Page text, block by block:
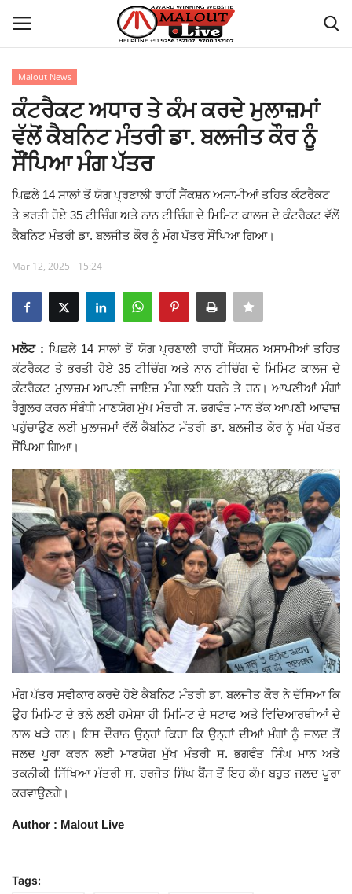
Home
How to Reach Malout
Privacy Policy
Malout News
History of Malout
Giddarbaha
Railway Time Table
Sri Muktsar Sahib News
Punjab
Life & Style
Important
Contact Us
Malout News
ਕੰਟਰੈਕਟ ਅਧਾਰ ਤੇ ਕੰਮ ਕਰਦੇ ਮੁਲਾਜ਼ਮਾਂ
ਵੱਲੋਂ ਕੈਬਨਿਟ ਮੰਤਰੀ ਡਾ. ਬਲਜੀਤ ਕੌਰ ਨੂੰ
ਸੌਂਪਿਆ ਮੰਗ ਪੱਤਰ
ਪਿਛਲੇ 14 ਸਾਲਾਂ ਤੋਂ ਯੋਗ ਪ੍ਰਣਾਲੀ ਰਾਹੀਂ ਸੈਂਕਸ਼ਨ ਅਸਾਮੀਆਂ ਤਹਿਤ ਕੰਟਰੈਕਟ
ਤੇ ਭਰਤੀ ਹੋਏ 35 ਟੀਚਿੰਗ ਅਤੇ ਨਾਨ ਟੀਚਿੰਗ ਦੇ ਮਿਮਿਟ ਕਾਲਜ ਦੇ ਕੰਟਰੈਕਟ ਵੱਲੋਂ
ਕੈਬਨਿਟ ਮੰਤਰੀ ਡਾ. ਬਲਜੀਤ ਕੌਰ ਨੂੰ ਮੰਗ ਪੱਤਰ ਸੌਂਪਿਆ ਗਿਆ।
Mar 12, 2025 - 15:24
ਮਲੋਟ : ਪਿਛਲੇ 14 ਸਾਲਾਂ ਤੋਂ ਯੋਗ ਪ੍ਰਣਾਲੀ ਰਾਹੀਂ ਸੈਂਕਸ਼ਨ ਅਸਾਮੀਆਂ ਤਹਿਤ
ਕੰਟਰੈਕਟ ਤੇ ਭਰਤੀ ਹੋਏ 35 ਟੀਚਿੰਗ ਅਤੇ ਨਾਨ ਟੀਚਿੰਗ ਦੇ ਮਿਮਿਟ ਕਾਲਜ ਦੇ
ਕੰਟਰੈਕਟ ਮੁਲਾਜ਼ਮ ਆਪਣੀ ਜਾਇਜ਼ ਮੰਗ ਲਈ ਧਰਨੇ ਤੇ ਹਨ। ਆਪਣੀਆਂ ਮੰਗਾਂ
ਰੈਗੂਲਰ ਕਰਨ ਸੰਬੰਧੀ ਮਾਣਯੋਗ ਮੁੱਖ ਮੰਤਰੀ ਸ. ਭਗਵੰਤ ਮਾਨ ਤੱਕ ਆਪਣੀ ਆਵਾਜ਼
ਪਹੁੰਚਾਉਣ ਲਈ ਮੁਲਾਜਮਾਂ ਵੱਲੋਂ ਕੈਬਨਿਟ ਮੰਤਰੀ ਡਾ. ਬਲਜੀਤ ਕੌਰ ਨੂੰ ਮੰਗ ਪੱਤਰ
ਸੌਂਪਿਆ ਗਿਆ।
ਮੰਗ ਪੱਤਰ ਸਵੀਕਾਰ ਕਰਦੇ ਹੋਏ ਕੈਬਨਿਟ ਮੰਤਰੀ ਡਾ. ਬਲਜੀਤ ਕੌਰ ਨੇ ਦੱਸਿਆ ਕਿ
ਉਹ ਮਿਮਿਟ ਦੇ ਭਲੇ ਲਈ ਹਮੇਸ਼ਾ ਹੀ ਮਿਮਿਟ ਦੇ ਸਟਾਫ ਅਤੇ ਵਿਦਿਆਰਥੀਆਂ ਦੇ
ਨਾਲ ਖੜੇ ਹਨ। ਇਸ ਦੌਰਾਨ ਉਨ੍ਹਾਂ ਕਿਹਾ ਕਿ ਉਨ੍ਹਾਂ ਦੀਆਂ ਮੰਗਾਂ ਨੂੰ ਜਲਦ ਤੋਂ
ਜਲਦ ਪੂਰਾ ਕਰਨ ਲਈ ਮਾਣਯੋਗ ਮੁੱਖ ਮੰਤਰੀ ਸ. ਭਗਵੰਤ ਸਿੰਘ ਮਾਨ ਅਤੇ
ਤਕਨੀਕੀ ਸਿੱਖਿਆ ਮੰਤਰੀ ਸ. ਹਰਜੋਤ ਸਿੰਘ ਬੈਂਸ ਤੋਂ ਇਹ ਕੰਮ ਬਹੁਤ ਜਲਦ ਪੂਰਾ
ਕਰਵਾਉਣਗੇ।
Author : Malout Live
Tags: